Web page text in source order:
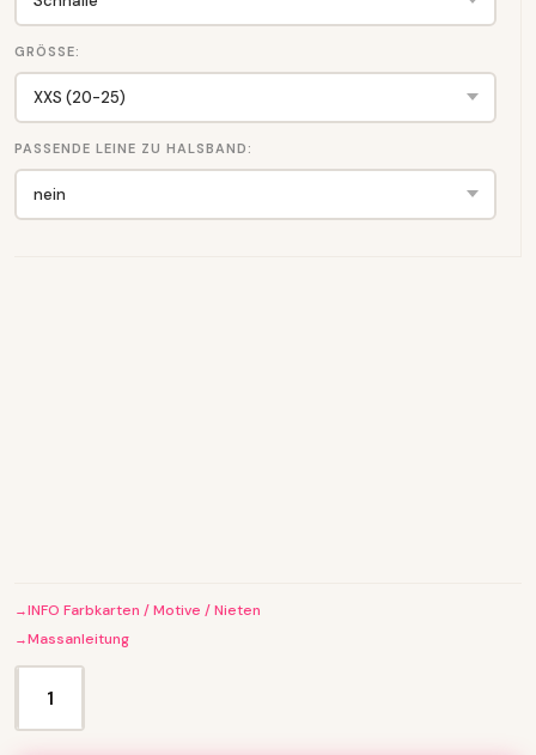
GRÖSSE:
PASSENDE LEINE ZU HALSBAND:
INFO Farbkarten / Motive / Nieten
Massanleitung
u